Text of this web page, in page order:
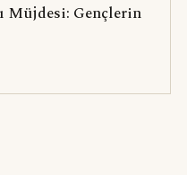
Müjdesi: Gençlerin